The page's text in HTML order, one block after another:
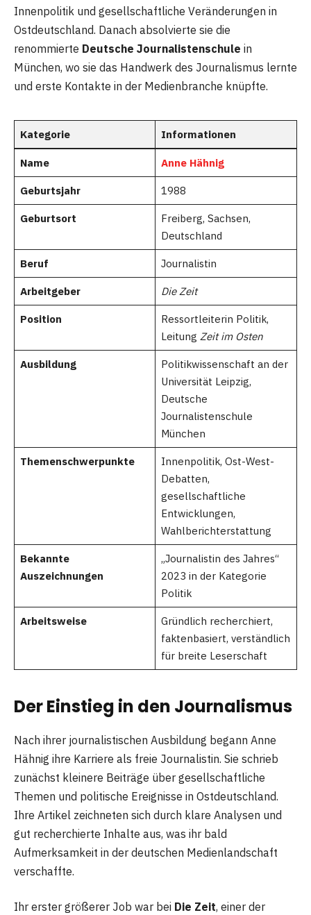
Innenpolitik und gesellschaftliche Veränderungen in
Ostdeutschland. Danach absolvierte sie die
renommierte Deutsche Journalistenschule in
München, wo sie das Handwerk des Journalismus lernte
und erste Kontakte in der Medienbranche knüpfte.
Kategorie Informationen
Name Anne Hähnig
Geburtsjahr 1988
Geburtsort
Freiberg, Sachsen,
Deutschland
Beruf Journalistin
Arbeitgeber Die Zeit
Position
Ressortleiterin Politik,
Leitung Zeit im Osten
Ausbildung
Politikwissenschaft an der
Universität Leipzig,
Deutsche
Journalistenschule
München
Themenschwerpunkte
Innenpolitik, Ost-West-
Debatten,
gesellschaftliche
Entwicklungen,
Wahlberichterstattung
Bekannte
Auszeichnungen
„Journalistin des Jahres“
2023 in der Kategorie
Politik
Arbeitsweise
Gründlich recherchiert,
faktenbasiert, verständlich
für breite Leserschaft
Der Einstieg in den Journalismus
Nach ihrer journalistischen Ausbildung begann Anne
Hähnig ihre Karriere als freie Journalistin. Sie schrieb
zunächst kleinere Beiträge über gesellschaftliche
Themen und politische Ereignisse in Ostdeutschland.
Ihre Artikel zeichneten sich durch klare Analysen und
gut recherchierte Inhalte aus, was ihr bald
Aufmerksamkeit in der deutschen Medienlandschaft
verschaffte.
Ihr erster größerer Job war bei Die Zeit, einer der